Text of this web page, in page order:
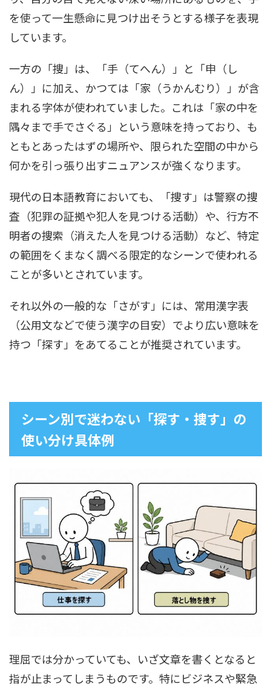
を使って一生懸命に見つけ出そうとする様子を表現
しています。
一方の「捜」は、「手（てへん）」と「申（し
ん）」に加え、かつては「家（うかんむり）」が含
まれる字体が使われていました。これは「家の中を
隅々まで手でさぐる」という意味を持っており、も
ともとあったはずの場所や、限られた空間の中から
何かを引っ張り出すニュアンスが強くなります。
現代の日本語教育においても、「捜す」は警察の捜
査（犯罪の証拠や犯人を見つける活動）や、行方不
明者の捜索（消えた人を見つける活動）など、特定
の範囲をくまなく調べる限定的なシーンで使われる
ことが多いとされています。
それ以外の一般的な「さがす」には、常用漢字表
（公用文などで使う漢字の目安）でより広い意味を
持つ「探す」をあてることが推奨されています。
シーン別で迷わない「探す・捜す」の
使い分け具体例
理屈では分かっていても、いざ文章を書くとなると
指が止まってしまうものです。特にビジネスや緊急